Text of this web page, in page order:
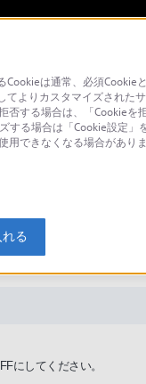
索
プはス
にしてください。
は通常、必須Cookie
よりカスタマイズされた
する場合は、「Cookieを
する場合は「Cookie設定」
用できなくなる場合があり
る